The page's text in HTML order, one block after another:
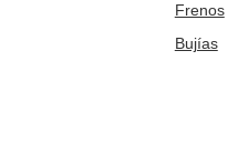
Frenos
Bujías